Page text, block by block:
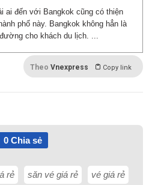
ai đến với Bangkok cũng có thiện
phố này. Bangkok không hẳn là
cho khách du lịch. ...
Theo Vnexpress Copy link
0Chia sẻ
rẻ săn vé giá rẻ vé giá rẻ